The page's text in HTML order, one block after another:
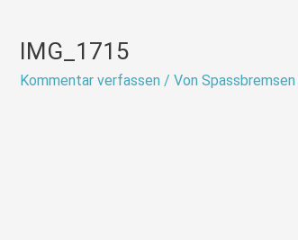
IMG_1715
Kommentar verfassen / Von Spassbremsen